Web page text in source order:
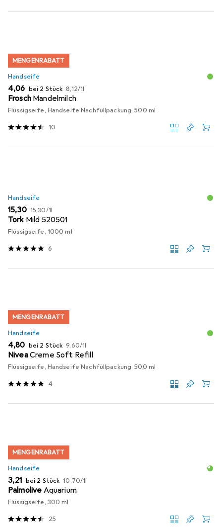
MENGENRABATT
Handseife
EUR
4,06 bei 2 Stück EUR
8,12/1l
Frosch Mandelmilch
Flüssigseife, Handseife Nachfüllpackung, 500 ml
10
Handseife
EUR
15,30 EUR
15,30/1l
Tork Mild 520501
Flüssigseife, 1000 ml
6
MENGENRABATT
Handseife
EUR
4,80 bei 2 Stück EUR
9,60/1l
NiveaCreme Soft Refill
Flüssigseife, Handseife Nachfüllpackung, 500 ml
4
MENGENRABATT
Handseife
EUR
3,21 bei 2 Stück EUR
10,70/1l
Palmolive Aquarium
Flüssigseife, 300 ml
25